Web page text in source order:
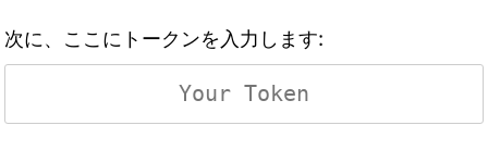
次に、ここにトークンを入力します: